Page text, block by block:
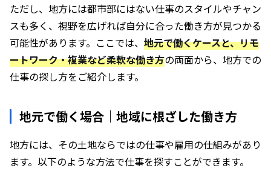
ただし、地方には都市部にはない仕事のスタイルやチャン
スも多く、視野を広げれば自分に合った働き方が見つかる
可能性があります。ここでは、 地元で働くケースと、リモ
ートワーク・複業など柔軟な働き方の両面から、地方での
仕事の探し方をご紹介します。
地元で働く場合｜地域に根ざした働き方
地方には、その土地ならではの仕事や雇用の仕組みがあり
ます。以下のような方法で仕事を探すことができます。